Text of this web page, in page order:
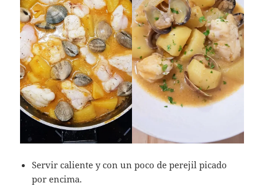
Servir caliente y con un poco de perejil picado
por encima.